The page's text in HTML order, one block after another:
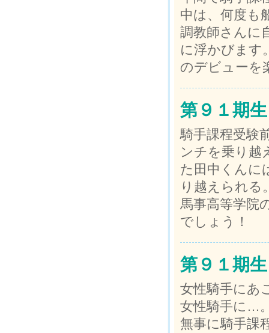
中は、何度も
調教師さんに
に浮かびます
のデビューを
第９１期生
騎手課程受験
ンチを乗り越
た田中くんに
り越えられる
馬事高等学院
でしょう！
第９１期生
女性騎手にあ
女性騎手に…
無事に騎手課